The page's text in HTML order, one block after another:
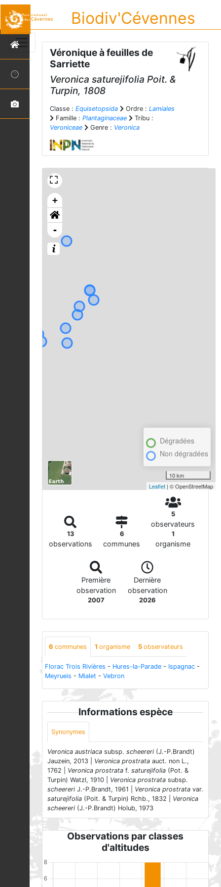
Biodiv'Cévennes
Véronique à feuilles de
Sarriette
Veronica saturejifolia Poit. &
Turpin, 1808
Classe : Equisetopsida Ordre : Lamiales
Famille : Plantaginaceae
Tribu :
Veroniceae
Genre : Veronica
+
-
Dégradées
Non dégradées
10 km
Leaflet | © OpenStreetMap
13
observations
6
communes
5
observateurs
1
organisme
Première
observation
2007
Dernière
observation
2026
6 communes 1 organisme 5 observateurs
Florac Trois Rivières - Hures-la-Parade - Ispagnac -
Meyrueis - Mialet - Vebron
Informations espèce
Synonymes
Veronica austriaca subsp. scheereri (J.-P.Brandt)
Jauzein, 2013 | Veronica prostrata auct. non L.,
1762 | Veronica prostrata f. saturejifolia (Pot. &
Turpin) Watzl, 1910 | Veronica prostrata subsp.
scheereri J.-P.Brandt, 1961 | Veronica prostrata var.
saturejifolia (Poit. & Turpin) Rchb., 1832 | Veronica
scheereri (J.-P.Brandt) Holub, 1973
Observations par classes
d'altitudes